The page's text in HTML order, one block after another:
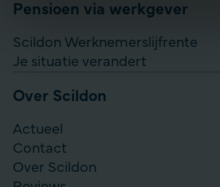
Pensioen via werkgever
Scildon Werknemerslijfrente
Je situatie verandert
Over Scildon
Actueel
Contact
Over Scildon